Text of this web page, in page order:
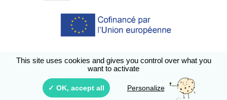
Conditions générales d’utilisation A propos
Nous contacter
This site uses cookies and gives you control over what you
want to activate
✓ OK, accept all Personalize